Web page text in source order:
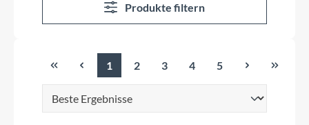
Produkte filtern
Seite
1
Seite
2
Seite
3
Seite
4
Seite
5